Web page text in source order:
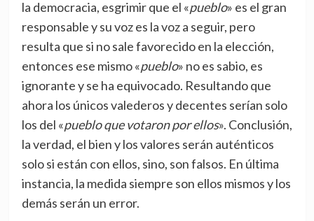
la democracia, esgrimir que el «pueblo» es el gran
responsable y su voz es la voz a seguir, pero
resulta que si no sale favorecido en la elección,
entonces ese mismo «pueblo» no es sabio, es
ignorante y se ha equivocado. Resultando que
ahora los únicos valederos y decentes serían solo
los del «pueblo que votaron por ellos». Conclusión,
la verdad, el bien y los valores serán auténticos
solo si están con ellos, sino, son falsos. En última
instancia, la medida siempre son ellos mismos y los
demás serán un error.